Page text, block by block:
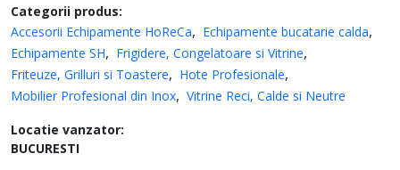
Categorii produs:
Accesorii Echipamente HoReCa
Echipamente bucatarie calda
Echipamente SH
Frigidere, Congelatoare si Vitrine
Friteuze, Grilluri si Toastere
Hote Profesionale
Mobilier Profesional din Inox
Vitrine Reci, Calde si Neutre
Locatie vanzator:
BUCURESTI